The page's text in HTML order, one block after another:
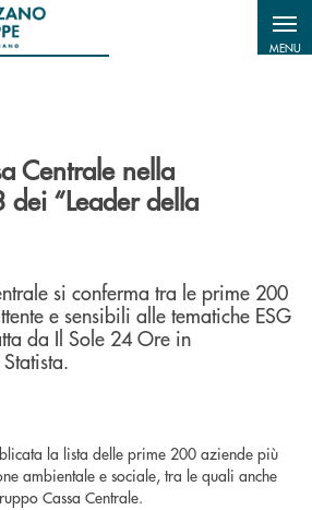
MENU
Centrale nella
“Leader della
si conferma tra le prime 200
e sensibili alle tematiche ESG
da Il Sole 24 Ore in
la lista delle prime 200 aziende più
ambientale e sociale, tra le quali anche
Cassa Centrale.